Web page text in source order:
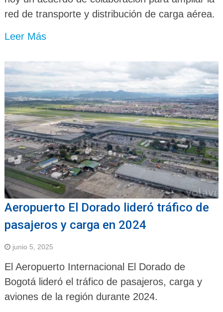
red de transporte y distribución de carga aérea.
Leer Más
Aeropuerto El Dorado lideró tráfico de
pasajeros y carga en 2024
junio 5, 2025
El Aeropuerto Internacional El Dorado de
Bogotá lideró el tráfico de pasajeros, carga y
aviones de la región durante 2024.